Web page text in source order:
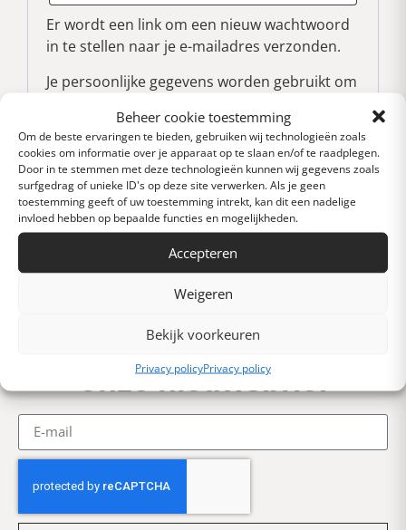
Beheer cookie toestemming
Om de beste ervaringen te bieden, gebruiken wij technologieën zoals
cookies om informatie over je apparaat op te slaan en/of te raadplegen.
Door in te stemmen met deze technologieën kunnen wij gegevens zoals
surfgedrag of unieke ID's op deze site verwerken. Als je geen
toestemming geeft of uw toestemming intrekt, kan dit een nadelige
invloed hebben op bepaalde functies en mogelijkheden.
Accepteren
Weigeren
Bekijk voorkeuren
Privacy policyPrivacy policy
Er wordt een link om een nieuw wachtwoord
in te stellen naar je e-mailadres verzonden.
Je persoonlijke gegevens worden gebruikt om
toegang tot je account te beheren en voor
andere doeleinden zoals omschreven in ons
privacybeleid.
Registreren
Mis niets met
onze nieuwsbrief